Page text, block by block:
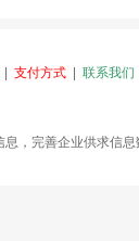
支付方式| 联系我们
息，完善企业供求信